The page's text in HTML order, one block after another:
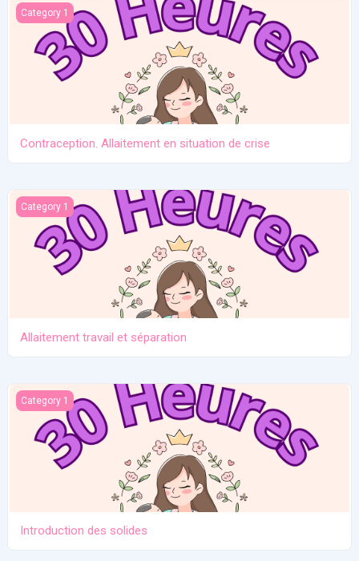
Contraception. Allaitement en situation de crise
Category 1
Contraception. Allaitement en situation de crise
Allaitement travail et séparation
Category 1
Allaitement travail et séparation
Introduction des solides
Category 1
Introduction des solides